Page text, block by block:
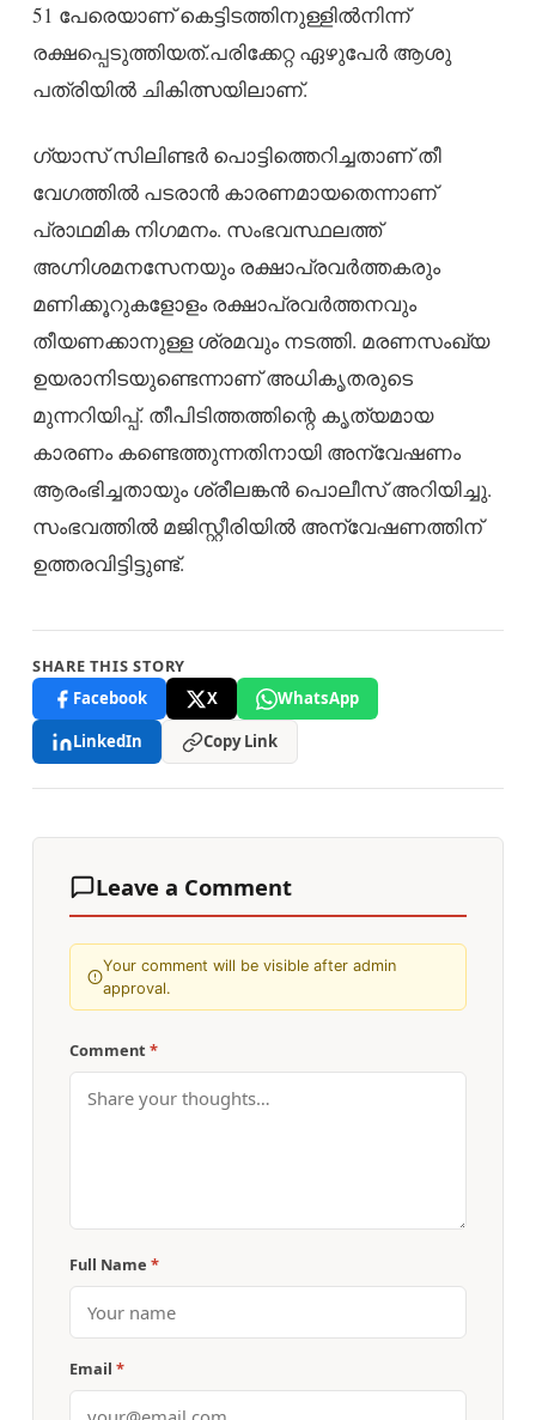
51 പേരെയാണ് കെട്ടിടത്തിനുള്ളിൽനിന്ന്
രക്ഷപ്പെടുത്തിയത്.പരിക്കേറ്റ ഏഴുപേർ ആശു​
പത്രിയിൽ ചികിത്സയിലാണ്.
ഗ്യാസ് സിലിണ്ടർ പൊട്ടിത്തെറിച്ചതാണ് തീ
വേഗത്തിൽ പടരാൻ കാരണമായതെന്നാണ്
പ്രാഥമിക നിഗമനം. സംഭവസ്ഥലത്ത്
അഗ്നിശമനസേനയും രക്ഷാപ്രവർത്തകരും
മണിക്കൂറുകളോളം രക്ഷാപ്രവർത്തനവും
തീയണക്കാനുള്ള ശ്രമവും നടത്തി. മരണസംഖ്യ
ഉയരാനിടയുണ്ടെന്നാണ് അധികൃതരുടെ
മുന്നറിയിപ്പ്. തീപിടിത്തത്തിന്റെ കൃത്യമായ
കാരണം കണ്ടെത്തുന്നതിനായി അന്വേഷണം
ആരംഭിച്ചതായും ശ്രീലങ്കൻ പൊലീസ് അറിയിച്ചു.
സംഭവത്തിൽ മജിസ്റ്റീരിയിൽ അ​ന്വേഷണത്തിന്
ഉത്തരവിട്ടിട്ടുണ്ട്.
SHARE THIS STORY
Facebook
X
WhatsApp
LinkedIn
Copy Link
Leave a Comment
Your comment will be visible after admin
approval.
Comment *
Full Name *
Email *